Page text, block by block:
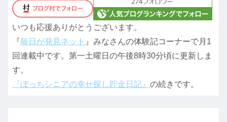
いつも応援ありがとうございます。
『毎日が発見ネット 』みなさんの体験記コーナーで月1
回連載中です。第一土曜日の午後8時30分頃に更新しま
す。
『ぼっちシニアの幸せ探し貯金日記』 の続きです。